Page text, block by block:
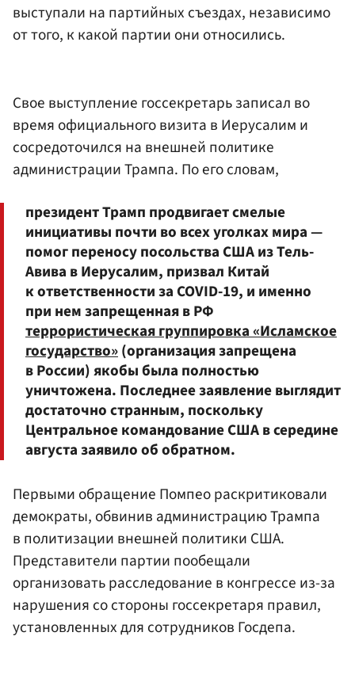
выступали на партийных съездах, независимо
от того, к какой партии они относились.
Свое выступление госсекретарь записал во
время официального визита в Иерусалим и
сосредоточился на внешней политике
администрации Трампа. По его словам,
президент Трамп продвигает смелые
инициативы почти во всех уголках мира —
помог переносу посольства США из Тель-
Авива в Иерусалим, призвал Китай
к ответственности за COVID-19, и именно
при нем запрещенная в РФ
террористическая группировка «Исламское
государство»(организация запрещена
в России) якобы была полностью
уничтожена. Последнее заявление выглядит
достаточно странным, поскольку
Центральное командование США в середине
августа заявило об обратном.
Первыми обращение Помпео раскритиковали
демократы, обвинив администрацию Трампа
в политизации внешней политики США.
Представители партии пообещали
организовать расследование в конгрессе из-за
нарушения со стороны госсекретаря правил,
установленных для сотрудников Госдепа.